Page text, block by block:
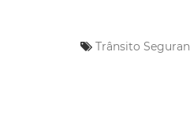
Trânsito